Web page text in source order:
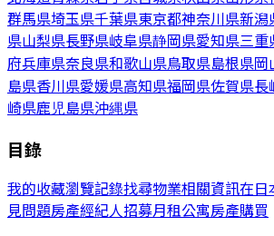
群馬県埼玉県千葉県東京都神奈川県新潟
県山梨県長野県岐阜県静岡県愛知県三重
府兵庫県奈良県和歌山県鳥取県島根県岡
島県香川県愛媛県高知県福岡県佐賀県長
崎県鹿児島県沖縄県
目錄
我的收藏瀏覽記錄找尋物業相關資訊在日
見問題房產經紀人招募月租公寓房產購買